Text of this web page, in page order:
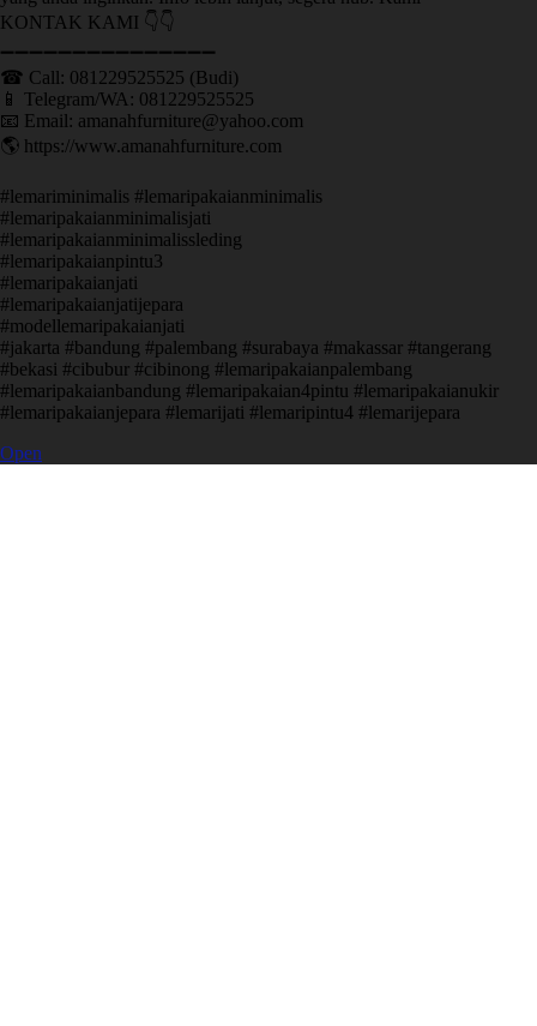
KONTAK KAMI 👇👇
➖➖➖➖➖➖➖➖➖➖➖➖➖➖➖ ㅤ
☎ Call: 081229525525 (Budi)
📱 Telegram/WA: 081229525525
📧 Email: amanahfurniture@yahoo.com
🌎 https://www.amanahfurniture.com
#lemariminimalis #lemaripakaianminimalis
#lemaripakaianminimalisjati
#lemaripakaianminimalissleding
#lemaripakaianpintu3
#lemaripakaianjati
#lemaripakaianjatijepara
#modellemaripakaianjati
#jakarta #bandung #palembang #surabaya #makassar #tangerang
#bekasi #cibubur #cibinong #lemaripakaianpalembang
#lemaripakaianbandung #lemaripakaian4pintu #lemaripakaianukir
#lemaripakaianjepara #lemarijati #lemaripintu4 #lemarijepara
Open